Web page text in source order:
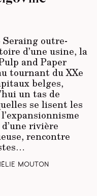
Seraing outre-
d’une usine, la
and Paper
tournant du XXe
belges,
un tas de
se lisent les
rivière
rencontre
Mouton